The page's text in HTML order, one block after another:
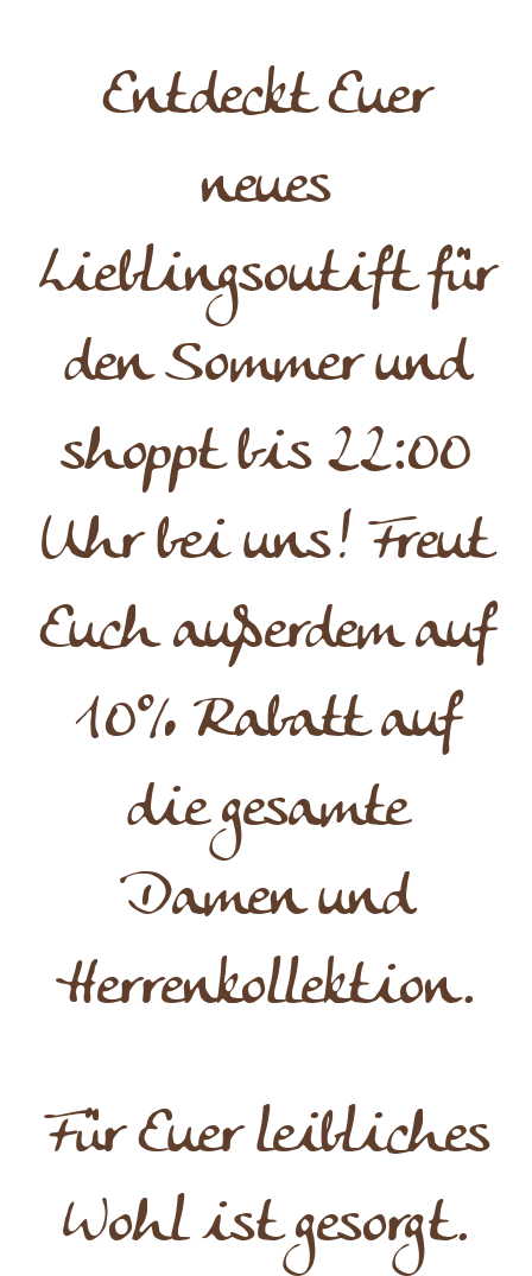
Entdeckt Euer
neues
Lieblingsoutift für
den Sommer und
shoppt bis 22:00
Uhr bei uns! Freut
Euch außerdem auf
10% Rabatt auf
die gesamte
Damen und
Herrenkollektion.
Für Euer leibliches
Wohl ist gesorgt.